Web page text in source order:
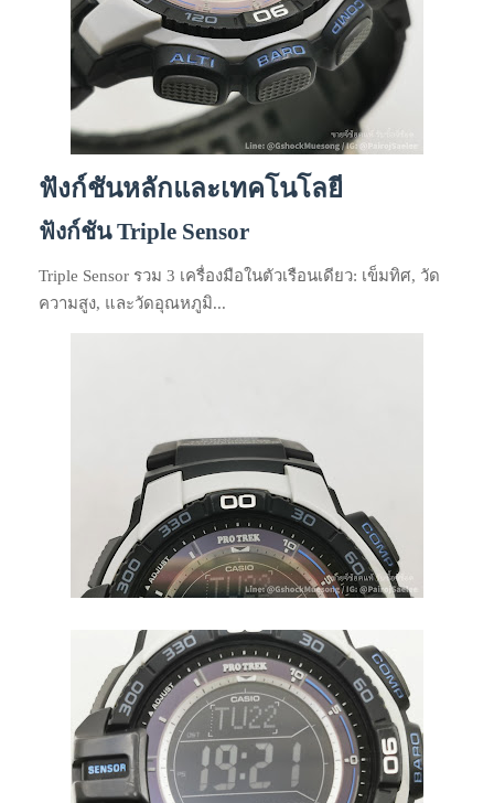
ฟังก์ชันหลักและเทคโนโลยี
ฟังก์ชัน Triple Sensor
Triple Sensor รวม 3 เครื่องมือในตัวเรือนเดียว: เข็มทิศ, วัด
ความสูง, และวัดอุณหภูมิ...